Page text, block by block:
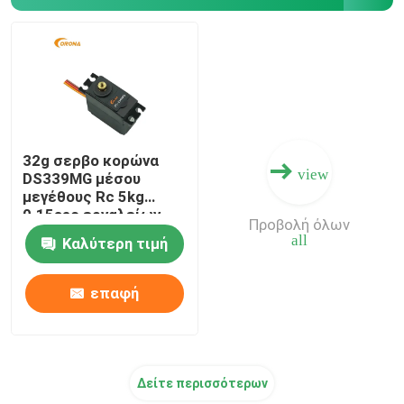
Δέκτης DSSS
Δέκτης 2,4 Ghz
32g σερβο κορώνα
DS339MG μέσου
μεγέθους Rc 5kg
0.15sec εργαλείων
μετάλλων
μικροϋπολογιστών
Καλύτερη τιμή
επαφή
view
all
Προβολή όλων
Δείτε περισσότερων